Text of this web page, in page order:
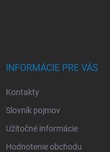
INFORMÁCIE PRE VÁS
Kontakty
Slovník pojmov
Užitočné informácie
Hodnotenie obchodu